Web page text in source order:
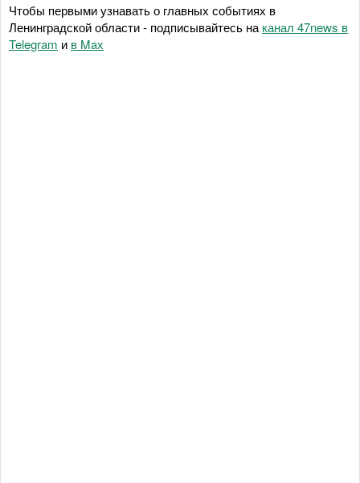
Чтобы первыми узнавать о главных событиях в
Ленинградской области - подписывайтесь на канал 47news в
Telegram и в Maх